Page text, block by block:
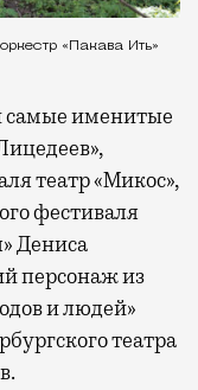
«Пакава Ить»
самые именитые
театр «Микос»,
фестиваля
Дениса
персонаж из
и людей»
театра